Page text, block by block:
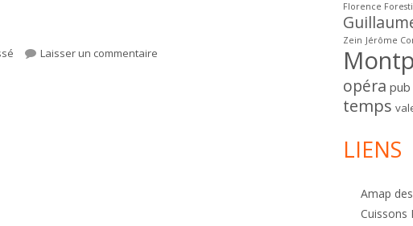
Laisser un commentaire
Florence Foresti
Zein Jérôme
opéra pub
temps
LIENS
Amap
Cuissons